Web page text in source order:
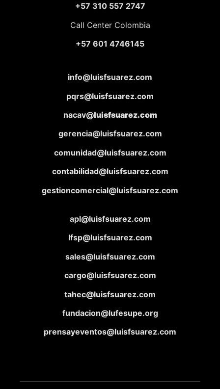
+57 310 557 2747
Call Center Colombia
+57 601 4746145
info@luisfsuarez.com
pqrs@luisfsuarez.com
nacav@luisfsuarez.com
gerencia@luisfsuarez.com
comunidad@luisfsuarez.com
contabilidad@luisfsuarez.com
gestioncomercial@luisfsuarez.com
apl@luisfsuarez.com
lfsp@luisfsuarez.com
sales@luisfsuarez.com
cargo@luisfsuarez.com
tahec@luisfsuarez.com
fundacion@lufesupe.org
prensayeventos@luisfsuarez.com